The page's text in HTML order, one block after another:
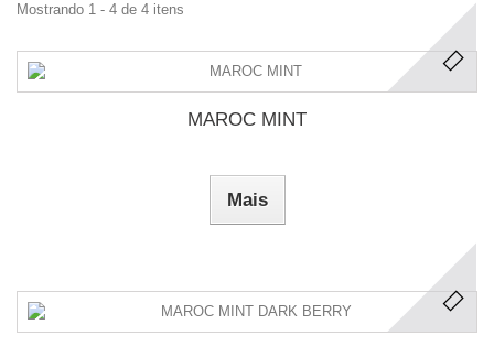
Mostrando 1 - 4 de 4 itens
MAROC MINT
Mais